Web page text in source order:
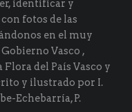
identificar y
fotos de las
en el muy
Vasco ,
del País Vasco y
y ilustrado por I.
Echebarría, P.